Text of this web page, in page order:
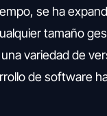
se ha
tamaño
variedad de
de software